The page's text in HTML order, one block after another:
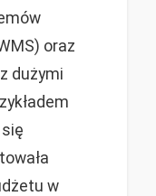
oraz
dużymi
w